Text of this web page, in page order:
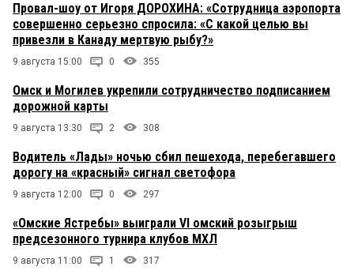
Провал-шоу от Игоря ДОРОХИНА: «Сотрудница аэропорта
совершенно серьезно спросила: «С какой целью вы
привезли в Канаду мертвую рыбу?»
9 августа 15:00 0 355
Омск и Могилев укрепили сотрудничество подписанием
дорожной карты
9 августа 13:30 2 308
Водитель «Лады» ночью сбил пешехода, перебегавшего
дорогу на «красный» сигнал светофора
9 августа 12:00 0 297
«Омские Ястребы» выиграли VI омский розыгрыш
предсезонного турнира клубов МХЛ
9 августа 11:00 1 317